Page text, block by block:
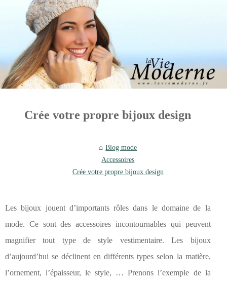
Crée votre propre bijoux design
Blog mode
Accessoires
Crée votre propre bijoux design
Les bijoux jouent d’importants rôles dans le domaine de la
mode. Ce sont des accessoires incontournables qui peuvent
magnifier tout type de style vestimentaire. Les bijoux
d’aujourd’hui se déclinent en différents types selon la matière,
l’ornement, l’épaisseur, le style, … Prenons l’exemple de la